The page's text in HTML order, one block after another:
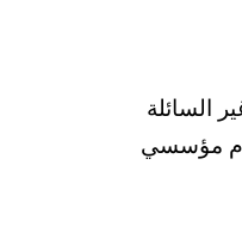
السائلة
مؤسسي